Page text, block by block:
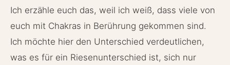
Ich erzähle euch das, weil ich weiß, dass viele von
euch mit Chakras in Berührung gekommen sind.
Ich möchte hier den Unterschied verdeutlichen,
was es für ein Riesenunterschied ist, sich nur